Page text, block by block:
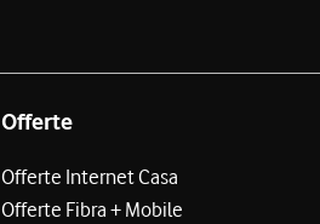
Offerte
Offerte Internet Casa
Offerte Fibra + Mobile